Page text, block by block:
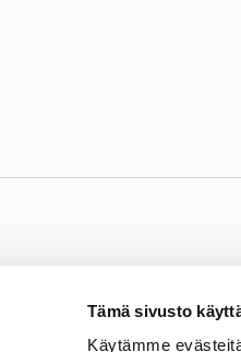
Tämä sivusto
Käytämme
Hämeenlinna
Sydänsairaala Assi